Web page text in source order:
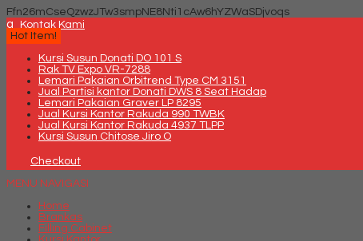
Ffn26mCseQzwzJTw3smpNE8Nti1cAw6hYZWaSDjvoqs
q
Kontak Kami
Hot Item!
Kursi Susun Donati DO 101 S
Rak TV Expo VR-7288
Lemari Pakaian Orbitrend Type CM 3151
Jual Partisi kantor Donati DWS 8 Seat Hadap
Lemari Pakaian Graver LP 8295
Jual Kursi Kantor Rakuda 990 TWBK
Jual Kursi Kantor Rakuda 4937 TLPP
Kursi Susun Chitose Jiro O
Checkout
MENU NAVIGASI
Home
Brankas
Filling Cabinet